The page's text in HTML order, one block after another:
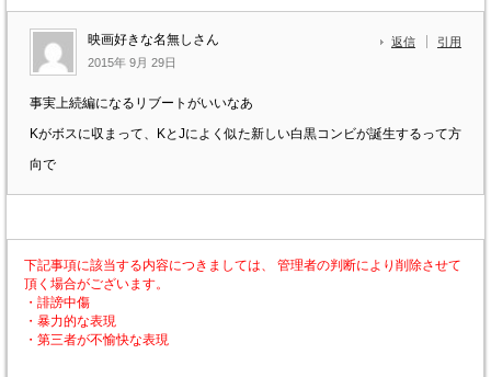
映画好きな名無しさん
2015年 9月 29日
返信 引用
事実上続編になるリブートがいいなあ
Kがボスに収まって、KとJによく似た新しい白黒コンビが誕生するって方
向で
下記事項に該当する内容につきましては、 管理者の判断により削除させて
頂く場合がございます。
・誹謗中傷
・暴力的な表現
・第三者が不愉快な表現